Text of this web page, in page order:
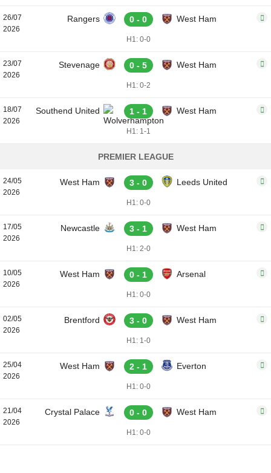
26/07
2026
Rangers 0 - 0 West Ham
H1: 0-0
23/07
2026
Stevenage 0 - 5 West Ham
H1: 0-2
18/07
2026
Southend United 1 - 1 West Ham
H1: 1-1
PREMIER LEAGUE
24/05
2026
West Ham 3 - 0 Leeds United
H1: 0-0
17/05
2026
Newcastle 3 - 1 West Ham
H1: 2-0
10/05
2026
West Ham 0 - 1 Arsenal
H1: 0-0
02/05
2026
Brentford 3 - 0 West Ham
H1: 1-0
25/04
2026
West Ham 2 - 1 Everton
H1: 0-0
21/04
2026
Crystal Palace 0 - 0 West Ham
H1: 0-0